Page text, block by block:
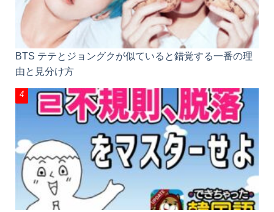
BTS テテとジョングクが似ていると錯覚する一番の理
由と見分け方